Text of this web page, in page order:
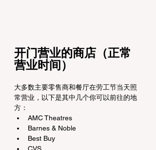
开门营业的商店（正常
营业时间）
大多数主要零售商和餐厅在劳工节当天照
常营业，以下是其中几个你可以前往的地
方：
AMC Theatres
Barnes & Noble
Best Buy